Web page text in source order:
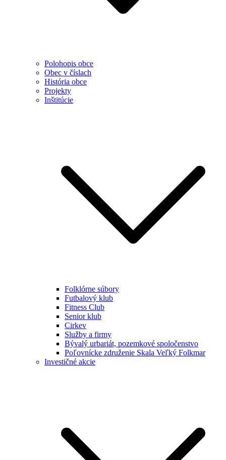
Polohopis obce
Obec v číslach
História obce
Projekty
Inštitúcie
Folklórne súbory
Futbalový klub
Fitness Club
Senior klub
Cirkev
Služby a firmy
Bývalý urbariát, pozemkové spoločenstvo
Poľovnícke združenie Skala Veľký Folkmar
Investičné akcie